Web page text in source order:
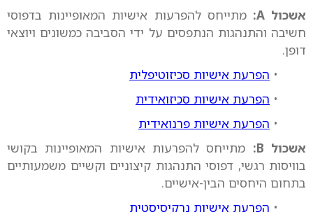
אשכול A:
מתייחס להפרעות אישיות המאופיינות בדפוסי
חשיבה והתנהגות הנתפסים על ידי הסביבה כמשונים ויוצאי
דופן.
• הפרעת אישיות סכיזוטיפלית
• הפרעת אישיות סכיזואידית
• הפרעת אישיות פרנואידית
אשכול B:
מתייחס להפרעות אישיות המאופיינות בקושי
בוויסות רגשי, דפוסי התנהגות קיצוניים וקשיים משמעותיים
בתחום היחסים הבין-אישיים.
• הפרעת אישיות נרקיסיסטית